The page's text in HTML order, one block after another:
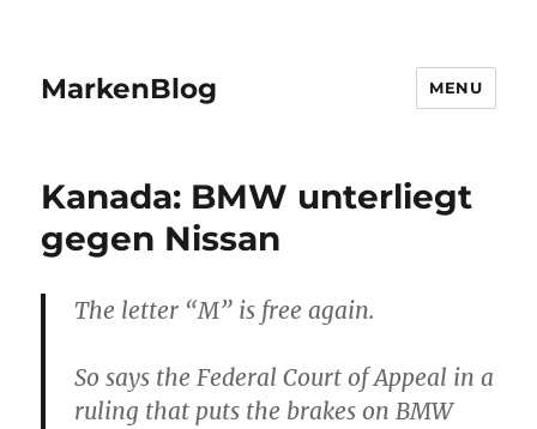
MarkenBlog MENU
Kanada: BMW unterliegt
gegen Nissan
The letter “M” is free again.
So says the Federal Court of Appeal in a
ruling that puts the brakes on BMW